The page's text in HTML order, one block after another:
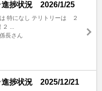
進捗状況 2026/1/25
特になし テリトリーは ２
２ ...
長さん
進捗状況 2025/12/21